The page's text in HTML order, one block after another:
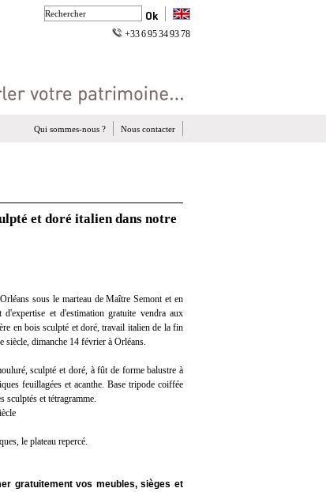
+33 6 95 34 93 78
Nous contacter
Qui sommes-nous ?
et doré italien dans notre
sous le marteau de Maître Semont et en
d'expertise et d'estimation gratuite vendra aux
en bois sculpté et doré, travail italien de la fin
dimanche 14 février à Orléans.
sculpté et doré, à fût de forme balustre à
feuillagées et acanthe. Base tripode coiffée
sculptés et tétragramme.
le plateau repercé.
gratuitement vos meubles, sièges et